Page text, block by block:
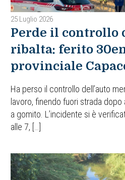
25 Luglio 2026
Perde il controllo
ribalta: ferito
provinciale
Ha perso il controllo dell’auto
lavoro, finendo fuori strada
a gomito. L’incidente si è
alle 7, […]